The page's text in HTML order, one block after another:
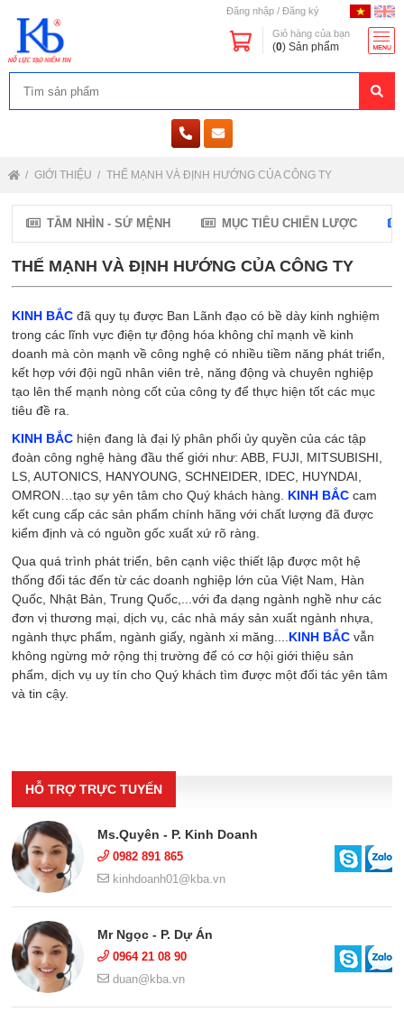
Đăng nhập / Đăng ký
Giỏ hàng của bạn
(0) Sản phẩm
GIỚI THIỆU THẾ MẠNH VÀ ĐỊNH HƯỚNG CỦA CÔNG TY
TẦM NHÌN - SỨ MỆNH MỤC TIÊU CHIẾN LƯỢC
THẾ MẠNH VÀ ĐỊNH HƯỚNG CỦA CÔNG TY
KINH BẮC đã quy tụ được Ban Lãnh đạo có bề dày kinh nghiệm
trong các lĩnh vực điện tự động hóa không chỉ mạnh về kinh
doanh mà còn mạnh về công nghệ có nhiều tiềm năng phát triển,
kết hợp với đội ngũ nhân viên trẻ, năng động và chuyên nghiệp
tạo lên thế mạnh nòng cốt của công ty để thực hiện tốt các mục
tiêu đề ra.
KINH BẮC hiện đang là đại lý phân phối ủy quyền của các tập
đoàn công nghệ hàng đầu thế giới như: ABB, FUJI, MITSUBISHI,
LS, AUTONICS, HANYOUNG, SCHNEIDER, IDEC, HUYNDAI,
OMRON…tạo sự yên tâm cho Quý khách hàng. KINH BẮC cam
kết cung cấp các sản phẩm chính hãng với chất lượng đã được
kiểm định và có nguồn gốc xuất xứ rõ ràng.
Qua quá trình phát triển, bên cạnh việc thiết lập được một hệ
thống đối tác đến từ các doanh nghiệp lớn của Việt Nam, Hàn
Quốc, Nhật Bản, Trung Quốc,...với đa dạng ngành nghề như các
đơn vị thương mại, dịch vụ, các nhà máy sản xuất ngành nhựa,
ngành thực phẩm, ngành giấy, ngành xi măng.... KINH BẮCvẫn
không ngừng mở rộng thị trường để có cơ hội giới thiệu sản
phẩm, dịch vụ uy tín cho Quý khách tìm được một đối tác yên tâm
và tin cậy.
HỖ TRỢ TRỰC TUYẾN
Ms.Quyên - P. Kinh Doanh
0982 891 865
kinhdoanh01@kba.vn
Mr Ngọc - P. Dự Án
0964 21 08 90
duan@kba.vn